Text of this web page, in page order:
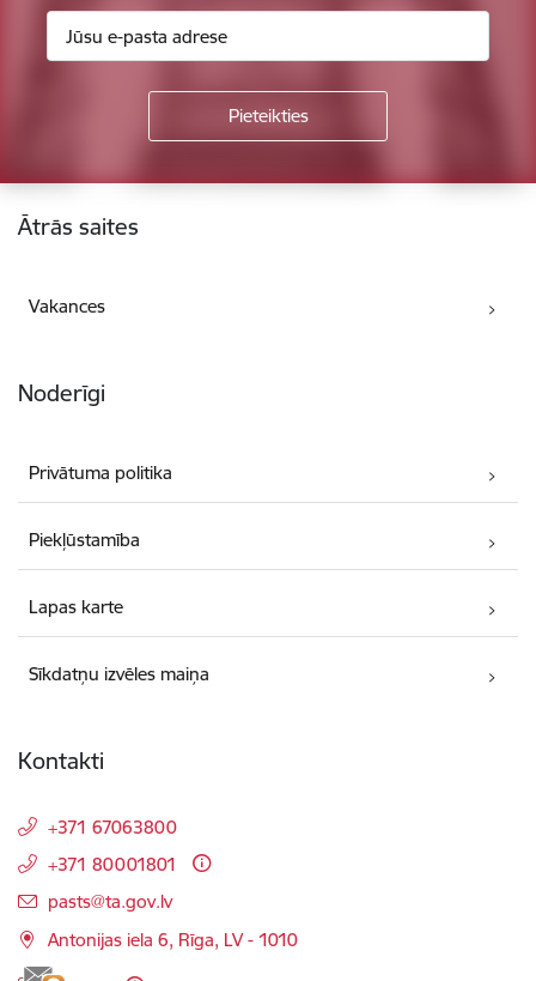
Kājene
Ātrās saites
Vakances
Noderīgi
Privātuma politika
Piekļūstamība
Lapas karte
Sīkdatņu izvēles maiņa
Kontakti
+371 67063800
+371 80001801
E-pasts:
pasts@ta.gov.lv
Antonijas iela 6, Rīga, LV - 1010